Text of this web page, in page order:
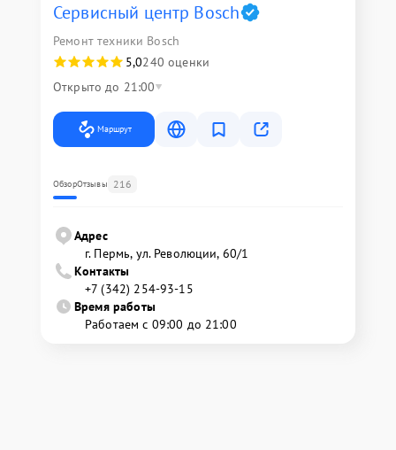
Сервисный центр Bosch
Ремонт техники Bosch
5,0240 оценки
Открыто до 21:00
Маршрут
ОбзорОтзывы 216
Адрес
г. Пермь, ул. ​Революции, 60/1
Контакты
+7 (342) 254-93-15
Время работы
Работаем с 09:00 до 21:00